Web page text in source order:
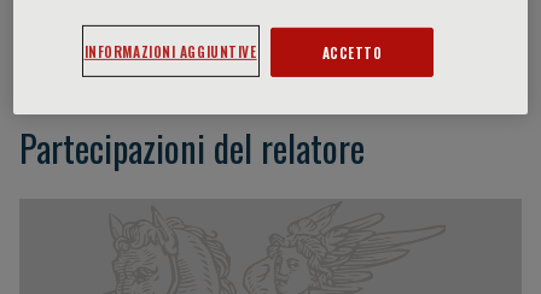
Loewe Go
Partecipazioni del relatore
INFORMAZIONI AGGIUNTIVE ACCETTO